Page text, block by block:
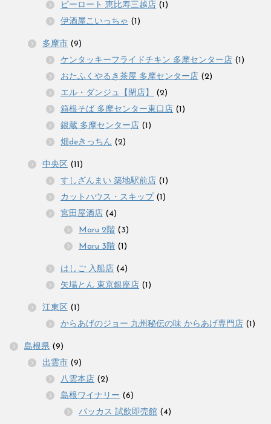
ピーロート 恵比寿三越店 (1)
伊酒屋こいっちゃ (1)
多摩市 (9)
ケンタッキーフライドチキン 多摩センター店 (1)
おたふくやるき茶屋 多摩センター店 (2)
エル・ダンジュ【閉店】
(2)
箱根そば 多摩センター東口店 (1)
銀蔵 多摩センター店 (1)
畑deきっちん (2)
中央区 (11)
すしざんまい 築地駅前店 (1)
カットハウス・スキップ (1)
宮田屋酒店 (4)
Maru 2階 (3)
Maru 3階 (1)
はしご 入船店 (4)
矢場とん 東京銀座店 (1)
江東区 (1)
からあげのジョー 九州秘伝の味 からあげ専門店 (1)
島根県 (9)
出雲市 (9)
八雲本店 (2)
島根ワイナリー (6)
バッカス 試飲即売館 (4)